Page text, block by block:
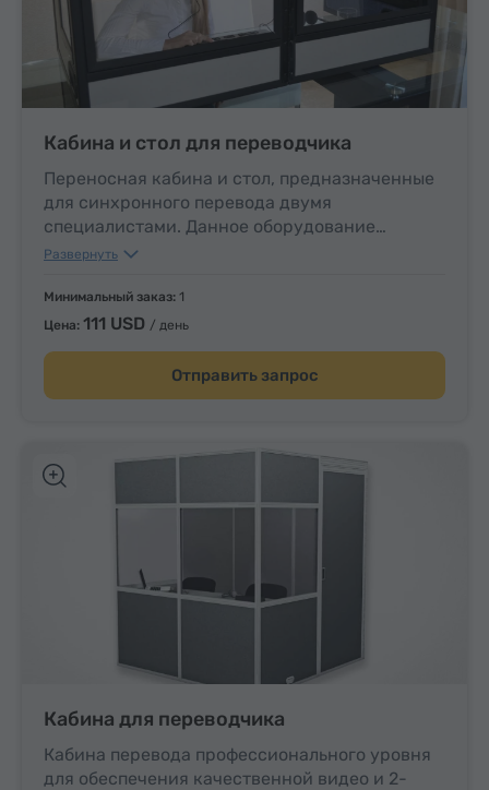
Кабина и стол для переводчика
Переносная кабина и стол, предназначенные
для синхронного перевода двумя
специалистами. Данное оборудование
используется в течение конференций и
качественную видео и двустороннюю аудио
коммуникацию между участниками и
переводчиками.
(размер: 120 x 60 x 60 см).
Развернуть
Минимальный заказ: 1
Цена: 111 USD / день
Отправить запрос
Кабина для переводчика
Кабина перевода профессионального уровня
для обеспечения качественной видео и 2-